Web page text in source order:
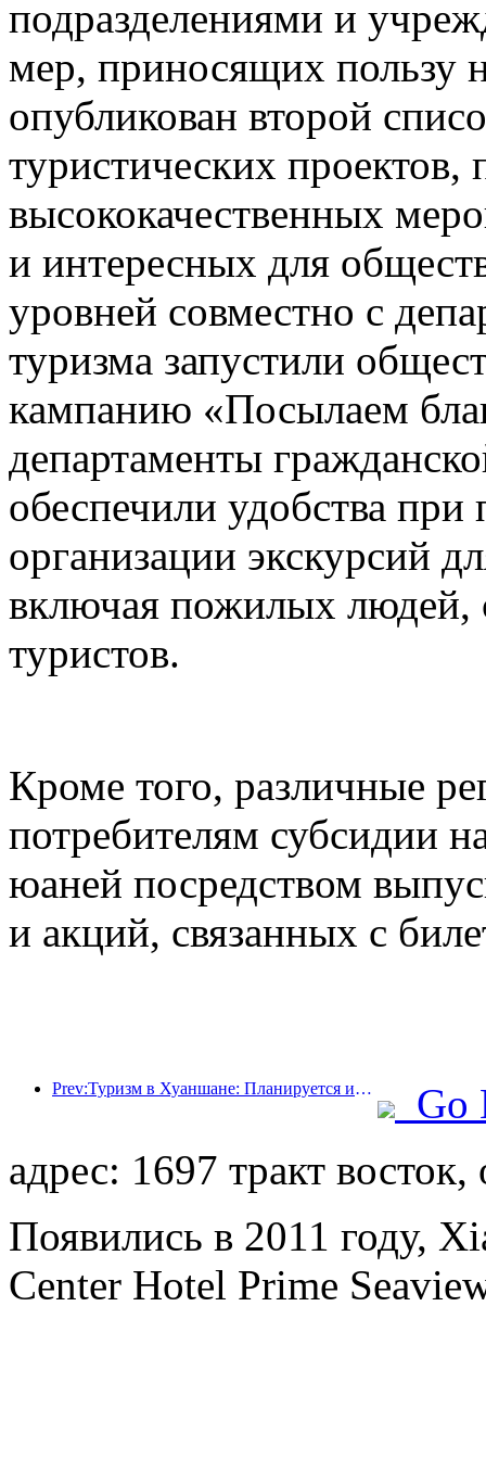
подразделениями и
мер, приносящих пользу
опубликован второй
туристических
высококачественных
и интересных для
уровней совместно с
туризма запустили
кампанию «Посылаем
департаменты
обеспечили удобства при
организации экскурсий
включая пожилых людей,
туристов.
Кроме того, различные
потребителям субсидии
юаней посредством
и акций, связанных с
Prev:Туризм в Хуаншане: Планируется инвестировать 530 миллионов юаней в реконструкцию отелей.
Go
адрес: 1697 тракт
Появились в 2011 году,
Center Hotel Prime